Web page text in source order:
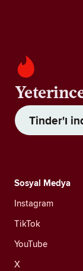
Tinder'ı
Sosyal Medya
Instagram
TikTok
YouTube
X